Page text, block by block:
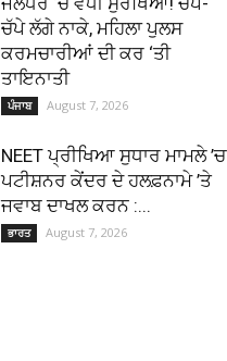
ਚੱਪੇ ਲੱਗੇ ਨਾਕੇ, ਮਹਿਲਾ ਪੁਲਸ
ਕਰਮਚਾਰੀਆਂ ਦੀ ਕਰ ‘ਤੀ
ਤਾਇਨਾਤੀ
ਪੰਜਾਬ August 7, 2026
NEET ਪ੍ਰੀਖਿਆ ਸੁਧਾਰ ਮਾਮਲੇ ’ਚ
ਪਟੀਸ਼ਨਰ ਕੇਂਦਰ ਦੇ ਹਲਫ਼ਨਾਮੇ ’ਤੇ
ਜਵਾਬ ਦਾਖਲ ਕਰਨ :...
ਭਾਰਤ August 7, 2026